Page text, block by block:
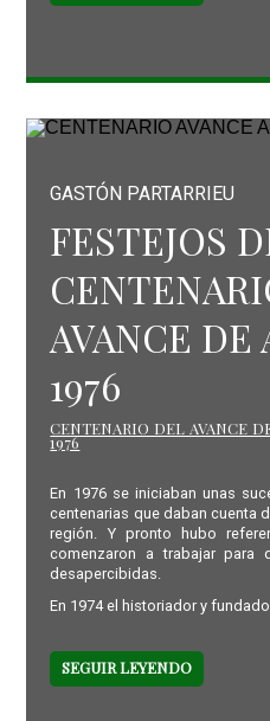
GASTÓN PARTARRIEU
FESTEJOS
AVANCE
1976
CENTENARIO DEL AVANCE
1976
En 1976 se iniciaban unas
centenarias que daban cuenta
región. Y pronto hubo
comenzaron a trabajar para
desapercibidas.
En 1974 el historiador y
SEGUIR LEYENDO